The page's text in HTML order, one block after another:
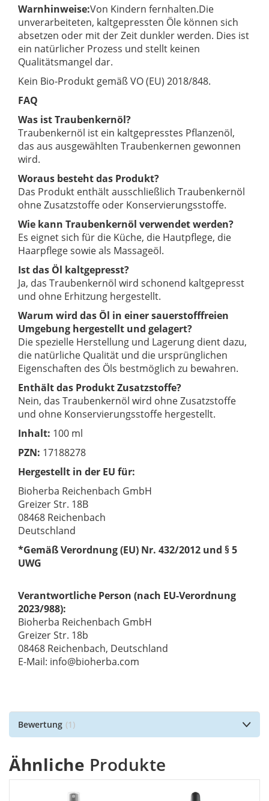
Warnhinweise:Von Kindern fernhalten.Die
unverarbeiteten, kaltgepressten Öle können sich
absetzen oder mit der Zeit dunkler werden. Dies ist
ein natürlicher Prozess und stellt keinen
Qualitätsmangel dar.
Kein Bio-Produkt gemäß VO (EU) 2018/848.
FAQ
Was ist Traubenkernöl?
Traubenkernöl ist ein kaltgepresstes Pflanzenöl,
das aus ausgewählten Traubenkernen gewonnen
wird.
Woraus besteht das Produkt?
Das Produkt enthält ausschließlich Traubenkernöl
ohne Zusatzstoffe oder Konservierungsstoffe.
Wie kann Traubenkernöl verwendet werden?
Es eignet sich für die Küche, die Hautpflege, die
Haarpflege sowie als Massageöl.
Ist das Öl kaltgepresst?
Ja, das Traubenkernöl wird schonend kaltgepresst
und ohne Erhitzung hergestellt.
Warum wird das Öl in einer sauerstofffreien
Umgebung hergestellt und gelagert?
Die spezielle Herstellung und Lagerung dient dazu,
die natürliche Qualität und die ursprünglichen
Eigenschaften des Öls bestmöglich zu bewahren.
Enthält das Produkt Zusatzstoffe?
Nein, das Traubenkernöl wird ohne Zusatzstoffe
und ohne Konservierungsstoffe hergestellt.
Inhalt: 100 ml
PZN: 17188278
Hergestellt in der EU für:
Bioherba Reichenbach GmbH
Greizer Str. 18B
08468 Reichenbach
Deutschland
*Gemäß Verordnung (EU) Nr. 432/2012 und § 5
UWG
Verantwortliche Person (nach EU-Verordnung
2023/988):
Bioherba Reichenbach GmbH
Greizer Str. 18b
08468 Reichenbach, Deutschland
E-Mail: info@bioherba.com
Bewertung 1
Ähnliche Produkte